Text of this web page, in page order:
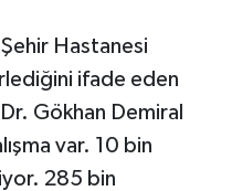
Hastanesi
ifade eden
Gökhan Demiral
var. 10 bin
285 bin